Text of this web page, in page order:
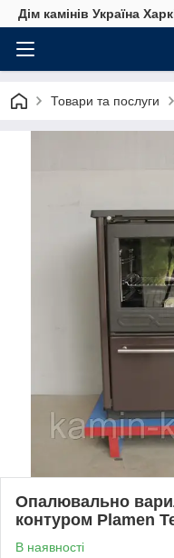
Дім камінів Україна
Товари та послуги
Опалювально
контуром Plamen
В наявності